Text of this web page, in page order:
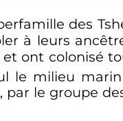
des
à leurs
et ont colonisé
le milieu
par le groupe